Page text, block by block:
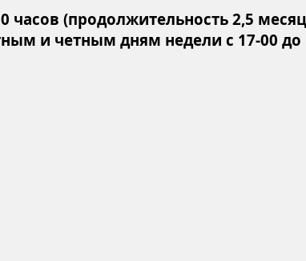
часов (продолжительность 2,5
и четным дням недели с 17-00 до